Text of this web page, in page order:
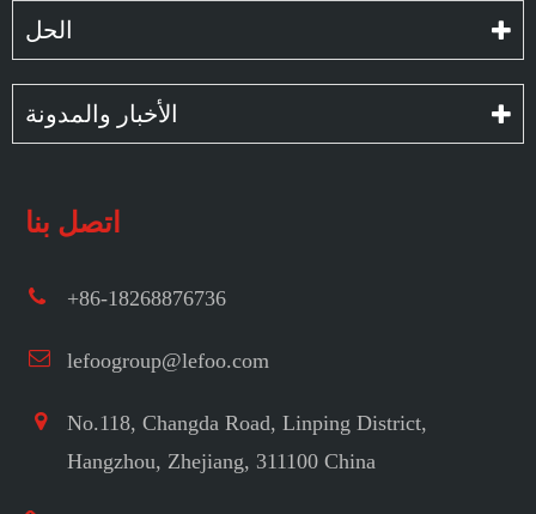
الحل
الأخبار والمدونة
اتصل بنا
+86-18268876736
lefoogroup@lefoo.com
No.118, Changda Road, Linping District,
Hangzhou, Zhejiang, 311100 China